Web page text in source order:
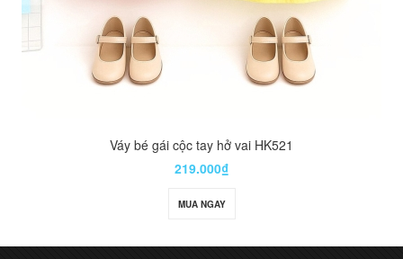
Váy bé gái cộc tay hở vai HK521
219.000₫
MUA NGAY